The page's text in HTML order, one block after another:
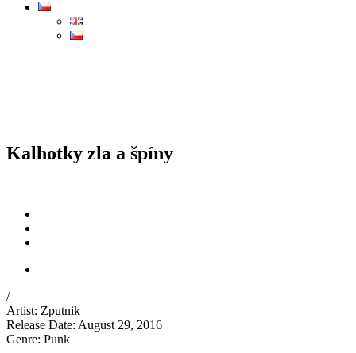
Kalhotky zla a špíny
/
Artist: Zputnik
Release Date: August 29, 2016
Genre: Punk